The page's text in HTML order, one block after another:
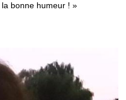
bonne humeur ! »